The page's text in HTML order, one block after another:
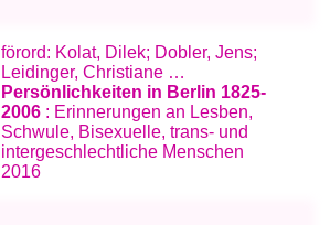
förord: Kolat, Dilek; Dobler, Jens;
Leidinger, Christiane …
Persönlichkeiten in Berlin 1825-
2006 : Erinnerungen an Lesben,
Schwule, Bisexuelle, trans- und
intergeschlechtliche Menschen
2016